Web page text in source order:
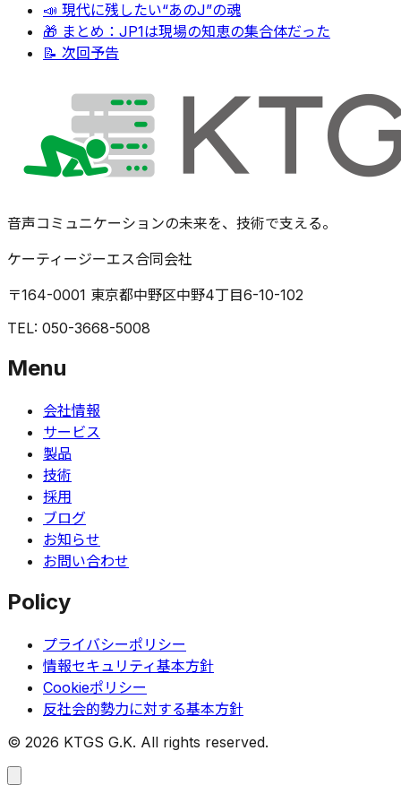
📣 現代に残したい“あのJ”の魂
🎁 まとめ：JP1は現場の知恵の集合体だった
📝 次回予告
音声コミュニケーションの未来を、技術で支える。
ケーティージーエス合同会社
〒164-0001 東京都中野区中野4丁目6-10-102
TEL: 050-3668-5008
Menu
会社情報
サービス
製品
技術
採用
ブログ
お知らせ
お問い合わせ
Policy
プライバシーポリシー
情報セキュリティ基本方針
Cookieポリシー
反社会的勢力に対する基本方針
© 2026 KTGS G.K. All rights reserved.